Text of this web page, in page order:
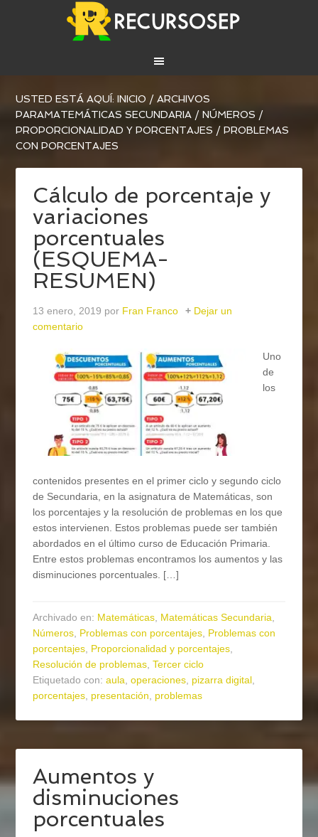
USTED ESTÁ AQUÍ:INICIO / ARCHIVOS
PARAMATEMÁTICAS SECUNDARIA / NÚMEROS /
PROPORCIONALIDAD Y PORCENTAJES / PROBLEMAS
CON PORCENTAJES
Cálculo de porcentaje y
variaciones
porcentuales
(ESQUEMA-
RESUMEN)
13 enero, 2019 por Fran Franco
Dejar un
comentario
Uno
de
los
contenidos presentes en el primer ciclo y segundo ciclo
de Secundaria, en la asignatura de Matemáticas, son
los porcentajes y la resolución de problemas en los que
estos intervienen. Estos problemas puede ser también
abordados en el último curso de Educación Primaria.
Entre estos problemas encontramos los aumentos y las
disminuciones porcentuales. […]
Archivado en: Matemáticas Matemáticas Secundaria
Números Problemas con porcentajes Problemas con
porcentajes Proporcionalidad y porcentajes
Resolución de problemas ,Tercer ciclo
Etiquetado con:aula ,operaciones pizarra digital
porcentajes presentación problemas
Aumentos y
disminuciones
porcentuales